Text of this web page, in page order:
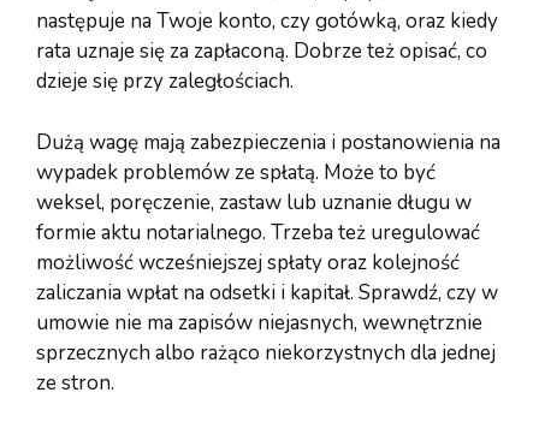
następuje na Twoje konto, czy gotówką, oraz kiedy
rata uznaje się za zapłaconą. Dobrze też opisać, co
dzieje się przy zaległościach.
Dużą wagę mają zabezpieczenia i postanowienia na
wypadek problemów ze spłatą. Może to być
weksel, poręczenie, zastaw lub uznanie długu w
formie aktu notarialnego. Trzeba też uregulować
możliwość wcześniejszej spłaty oraz kolejność
zaliczania wpłat na odsetki i kapitał. Sprawdź, czy w
umowie nie ma zapisów niejasnych, wewnętrznie
sprzecznych albo rażąco niekorzystnych dla jednej
ze stron.